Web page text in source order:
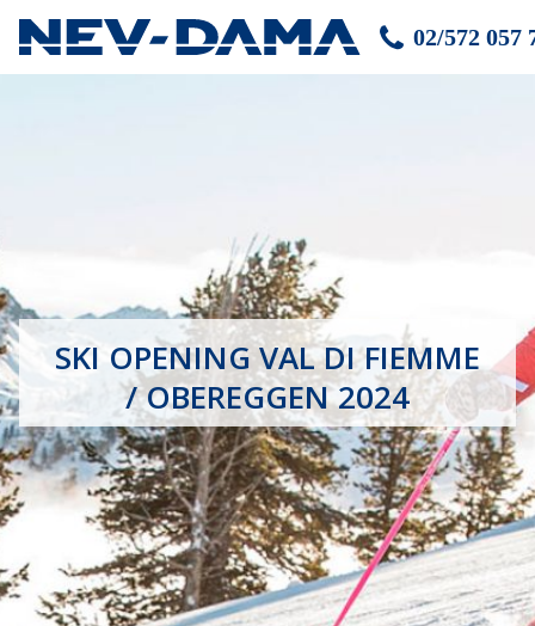
02/572 057
SKI OPENING VAL DI FIEMME
/ OBEREGGEN 2024